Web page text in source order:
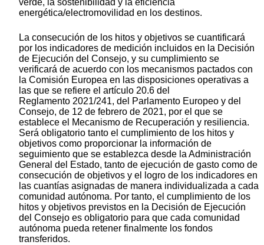
energética/electromovilidad en los destinos.
La consecución de los hitos y objetivos se cuantificará
por los indicadores de medición incluidos en la Decisión
de Ejecución del Consejo, y su cumplimiento se
verificará de acuerdo con los mecanismos pactados con
la Comisión Europea en las disposiciones operativas a
las que se refiere el artículo 20.6 del
Reglamento 2021/241, del Parlamento Europeo y del
Consejo, de 12 de febrero de 2021, por el que se
establece el Mecanismo de Recuperación y resiliencia.
Será obligatorio tanto el cumplimiento de los hitos y
objetivos como proporcionar la información de
seguimiento que se establezca desde la Administración
General del Estado, tanto de ejecución de gasto como de
consecución de objetivos y el logro de los indicadores en
las cuantías asignadas de manera individualizada a cada
comunidad autónoma. Por tanto, el cumplimiento de los
hitos y objetivos previstos en la Decisión de Ejecución
del Consejo es obligatorio para que cada comunidad
autónoma pueda retener finalmente los fondos
transferidos.